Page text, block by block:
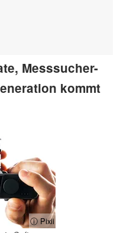
Messsucher-
kommt
ⓘ Pixii